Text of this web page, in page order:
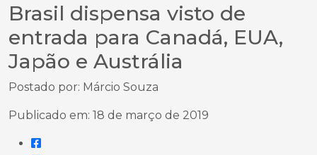
Brasil dispensa visto de
entrada para Canadá, EUA,
Japão e Austrália
Postado por: Márcio Souza
Publicado em: 18 de março de 2019